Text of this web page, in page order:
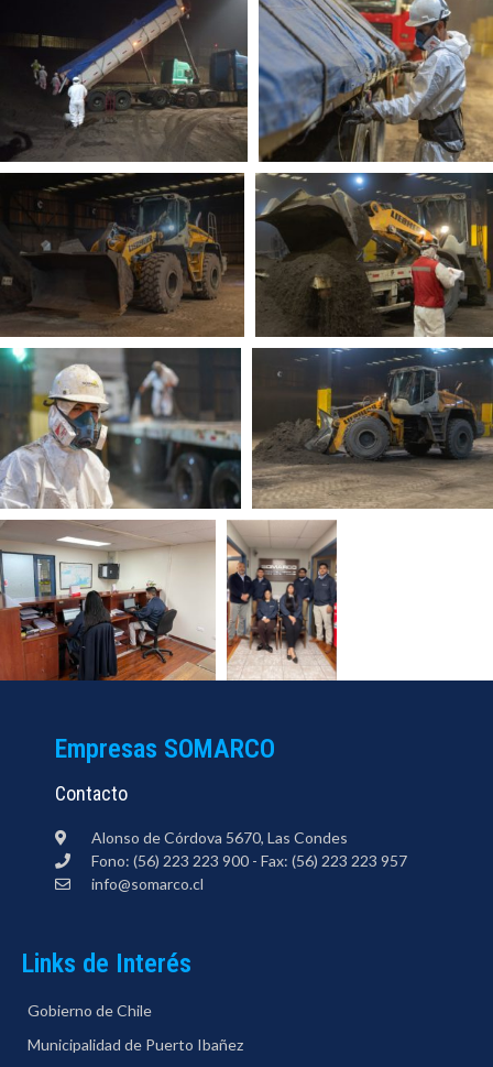
Empresas SOMARCO
Contacto
Alonso de Córdova 5670, Las Condes
Fono: (56) 223 223 900 - Fax: (56) 223 223 957
info@somarco.cl
Links de Interés
Gobierno de Chile
Municipalidad de Puerto Ibañez